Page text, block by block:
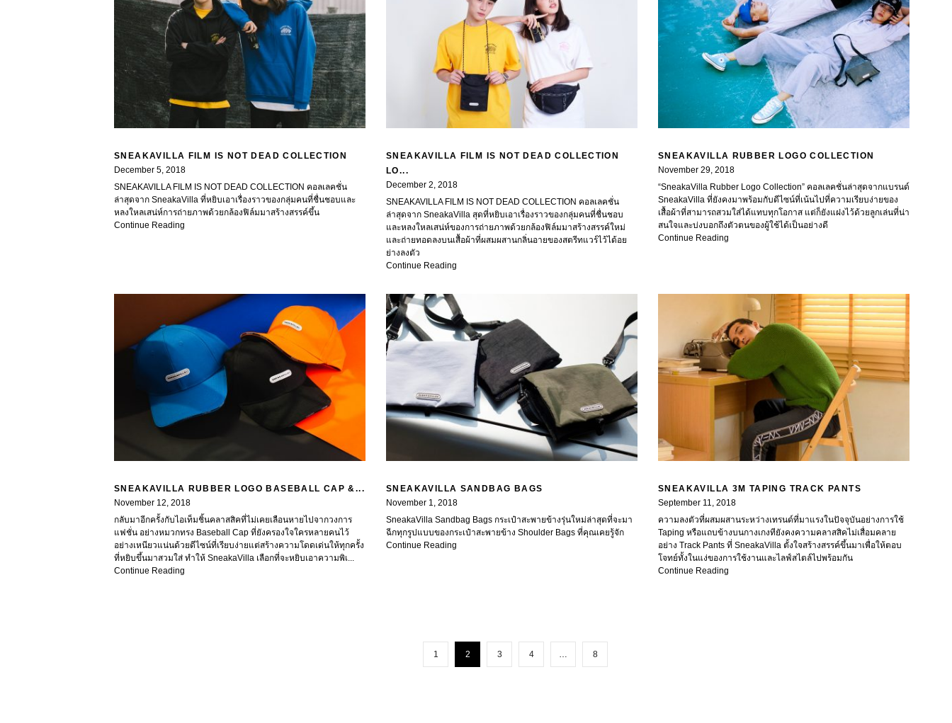
SNEAKAVILLA FILM IS NOT DEAD COLLECTION
December 5, 2018
SNEAKAVILLA FILM IS NOT DEAD COLLECTION คอลเลคชั่น
ล่าสุดจาก SneakaVilla ที่หยิบเอาเรื่องราวของกลุ่มคนที่ชื่นชอบและ
หลงใหลเสน่ห์การถ่ายภาพด้วยกล้องฟิล์มมาสร้างสรรค์ขึ้น
Continue Reading
SNEAKAVILLA FILM IS NOT DEAD COLLECTION
LO...
December 2, 2018
SNEAKAVILLA FILM IS NOT DEAD COLLECTION คอลเลคชั่น
ล่าสุดจาก SneakaVilla สุดที่หยิบเอาเรื่องราวของกลุ่มคนที่ชื่นชอบ
และหลงใหลเสน่ห์ของการถ่ายภาพด้วยกล้องฟิล์มมาสร้างสรรค์ใหม่
และถ่ายทอดลงบนเสื้อผ้าที่ผสมผสานกลิ่นอายของสตรีทแวร์ไว้ได้อย
ย่างลงตัว
Continue Reading
SNEAKAVILLA RUBBER LOGO COLLECTION
November 29, 2018
“SneakaVilla Rubber Logo Collection” คอลเลคชั่นล่าสุดจากแบรนด์
SneakaVilla ที่ยังคงมาพร้อมกับดีไซน์ที่เน้นไปที่ความเรียบง่ายของ
เสื้อผ้าที่สามารถสวมใส่ได้แทบทุกโอกาส แต่ก็ยังแฝงไว้ด้วยลูกเล่นที่น่า
สนใจและบ่งบอกถึงตัวตนของผู้ใช้ได้เป็นอย่างดี
Continue Reading
SNEAKAVILLA RUBBER LOGO BASEBALL CAP &...
November 12, 2018
กลับมาอีกครั้งกับไอเท็มชิ้นคลาสสิคที่ไม่เคยเลือนหายไปจากวงการ
แฟชั่น อย่างหมวกทรง Baseball Cap ที่ยังครองใจใครหลายคนไว้
อย่างเหนียวแน่นด้วยดีไซน์ที่เรียบง่ายแต่สร้างความโดดเด่นให้ทุกครั้ง
ที่หยิบขึ้นมาสวมใส่ ทำให้ SneakaVilla เลือกที่จะหยิบเอาความพิเ...
Continue Reading
SNEAKAVILLA SANDBAG BAGS
November 1, 2018
SneakaVilla Sandbag Bags กระเป๋าสะพายข้างรุ่นใหม่ล่าสุดที่จะมา
ฉีกทุกรูปแบบของกระเป๋าสะพายข้าง Shoulder Bags ที่คุณเคยรู้จัก
Continue Reading
SNEAKAVILLA 3M TAPING TRACK PANTS
September 11, 2018
ความลงตัวที่ผสมผสานระหว่างเทรนด์ที่มาแรงในปัจจุบันอย่างการใช้
Taping หรือแถบข้างบนกางเกงทียังคงความคลาสสิคไม่เสื่อมคลาย
อย่าง Track Pants ที่ SneakaVilla ตั้งใจสร้างสรรค์ขึ้นมาเพื่อให้ตอบ
โจทย์ทั้งในแง่ของการใช้งานและไลฟ์สไตล์ไปพร้อมกัน
Continue Reading
1 2 3 4 … 8